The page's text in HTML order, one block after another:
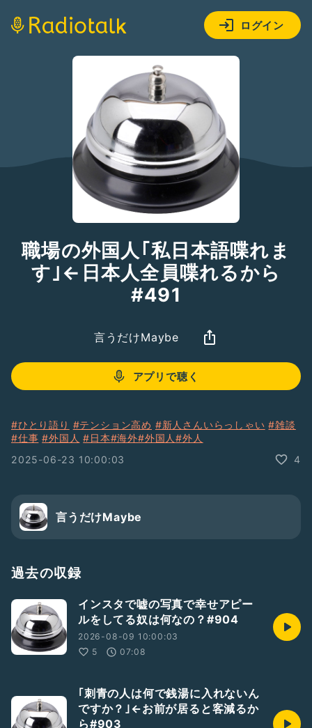
ログイン
職場の外国人｢私日本語喋れま
す｣←日本人全員喋れるから
#491
言うだけMaybe
アプリで聴く
#ひとり語り #テンション高め #新人さんいらっしゃい #雑談
#仕事 #外国人 #日本#海外#外国人#外人
2025-06-23 10:00:03
4
言うだけMaybe
過去の収録
インスタで嘘の写真で幸せアピー
ルをしてる奴は何なの？#904
2026-08-09 10:00:03
5
07:08
｢刺青の人は何で銭湯に入れないん
ですか？｣←お前が居ると客減るか
ら#903